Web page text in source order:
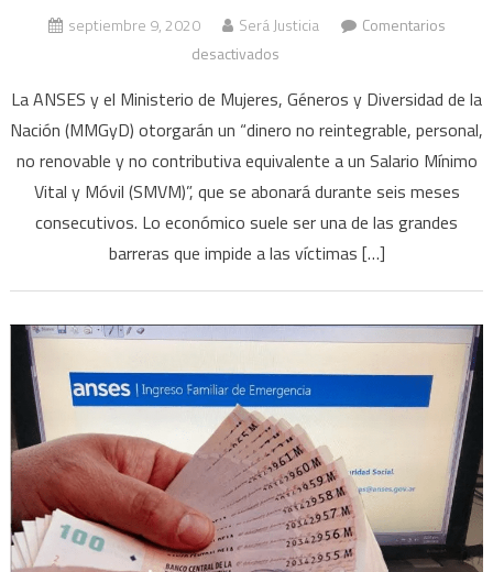
septiembre 9, 2020 Será Justicia
Comentarios
desactivados
un
subsidio
a
víctimas
de
violencia
para
su
independencia
económica
La ANSES y el Ministerio de Mujeres, Géneros y Diversidad de la
Nación (MMGyD) otorgarán un “dinero no reintegrable, personal,
no renovable y no contributiva equivalente a un Salario Mínimo
Vital y Móvil (SMVM)”, que se abonará durante seis meses
consecutivos. Lo económico suele ser una de las grandes
barreras que impide a las víctimas […]